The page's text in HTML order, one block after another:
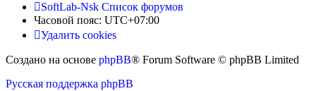
SoftLab-Nsk Список форумов
Часовой пояс: UTC+07:00
Удалить cookies
Создано на основе phpBB® Forum Software © phpBB Limited
Русская поддержка phpBB